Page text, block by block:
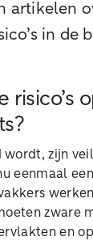
artikelen
in de
risico’s
zijn
eenmaal
zware
en